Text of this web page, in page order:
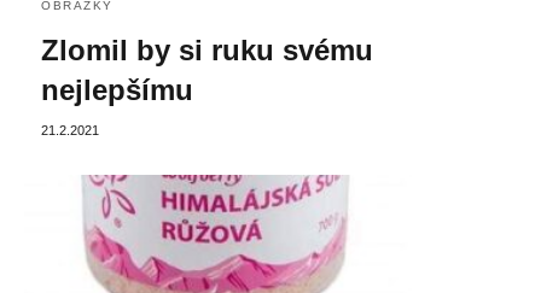
OBRÁZKY
Zlomil by si ruku svému
nejlepšímu
21.2.2021